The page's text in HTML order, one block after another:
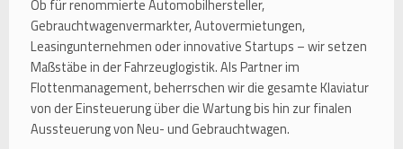
Ob für renommierte Automobilhersteller,
Gebrauchtwagenvermarkter, Autovermietungen,
Leasingunternehmen oder innovative Startups – wir setzen
Maßstäbe in der Fahrzeuglogistik. Als Partner im
Flottenmanagement, beherrschen wir die gesamte Klaviatur
von der Einsteuerung über die Wartung bis hin zur finalen
Aussteuerung von Neu- und Gebrauchtwagen.